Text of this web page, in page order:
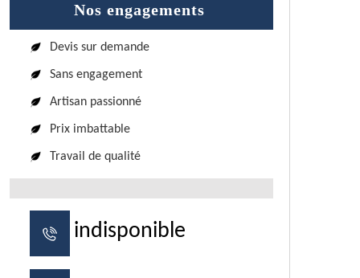
Nos engagements
Devis sur demande
Sans engagement
Artisan passionné
Prix imbattable
Travail de qualité
indisponible